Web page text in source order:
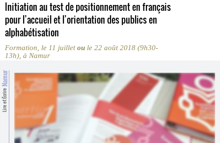
·
journaldelalpha.be
Ressources pédagogiques
Comprendre et parler
Bienvenue en Belgique
Contacts
Trouver un lieu d’alphabétisation
Initiation au test de positionnement en français
pour l’accueil et l’orientation des publics en
alphabétisation
Formation, le 11 juilletou le 22 août 2018 (9h30-
13h), à Namur
Lire et Écrire
Namur